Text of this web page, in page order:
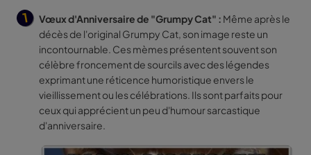
Vœux d'Anniversaire de "Grumpy Cat" : Même après le
décès de l'original Grumpy Cat, son image reste un
incontournable. Ces mèmes présentent souvent son
célèbre froncement de sourcils avec des légendes
exprimant une réticence humoristique envers le
vieillissement ou les célébrations. Ils sont parfaits pour
ceux qui apprécient un peu d'humour sarcastique
d'anniversaire.